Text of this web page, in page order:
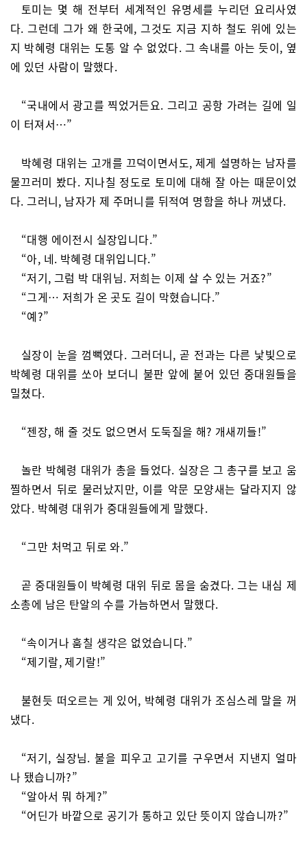
토미는 몇 해 전부터 세계적인 유명세를 누리던 요리사였
다. 그런데 그가 왜 한국에, 그것도 지금 지하 철도 위에 있는
지 박혜령 대위는 도통 알 수 없었다. 그 속내를 아는 듯이, 옆
에 있던 사람이 말했다.
“국내에서 광고를 찍었거든요. 그리고 공항 가려는 길에 일
이 터져서…”
박혜령 대위는 고개를 끄덕이면서도, 제게 설명하는 남자를
물끄러미 봤다. 지나칠 정도로 토미에 대해 잘 아는 때문이었
다. 그러니, 남자가 제 주머니를 뒤적여 명함을 하나 꺼냈다.
“대행 에이전시 실장입니다.”
“아, 네. 박혜령 대위입니다.”
“저기, 그럼 박 대위님. 저희는 이제 살 수 있는 거죠?”
“그게… 저희가 온 곳도 길이 막혔습니다.”
“예?”
실장이 눈을 껌뻑였다. 그러더니, 곧 전과는 다른 낯빛으로
박혜령 대위를 쏘아 보더니 불판 앞에 붙어 있던 중대원들을
밀쳤다.
“젠장, 해 줄 것도 없으면서 도둑질을 해? 개새끼들!”
놀란 박혜령 대위가 총을 들었다. 실장은 그 총구를 보고 움
찔하면서 뒤로 물러났지만, 이를 악문 모양새는 달라지지 않
았다. 박혜령 대위가 중대원들에게 말했다.
“그만 처먹고 뒤로 와.”
곧 중대원들이 박혜령 대위 뒤로 몸을 숨겼다. 그는 내심 제
소총에 남은 탄알의 수를 가늠하면서 말했다.
“속이거나 훔칠 생각은 없었습니다.”
“제기랄, 제기랄!”
불현듯 떠오르는 게 있어, 박혜령 대위가 조심스레 말을 꺼
냈다.
“저기, 실장님. 불을 피우고 고기를 구우면서 지낸지 얼마
나 됐습니까?”
“알아서 뭐 하게?”
“어딘가 바깥으로 공기가 통하고 있단 뜻이지 않습니까?”